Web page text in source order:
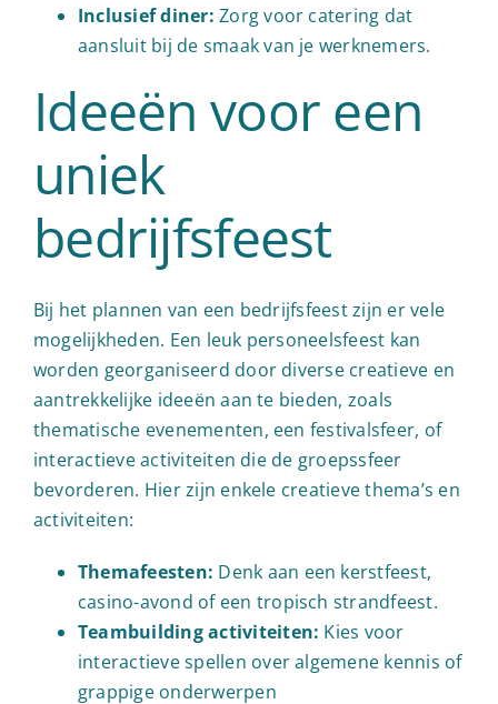
Inclusief diner: Zorg voor catering dat
aansluit bij de smaak van je werknemers.
Ideeën voor een
uniek
bedrijfsfeest
Bij het plannen van een bedrijfsfeest zijn er vele
mogelijkheden. Een leuk personeelsfeest kan
worden georganiseerd door diverse creatieve en
aantrekkelijke ideeën aan te bieden, zoals
thematische evenementen, een festivalsfeer, of
interactieve activiteiten die de groepssfeer
bevorderen. Hier zijn enkele creatieve thema’s en
activiteiten:
Themafeesten: Denk aan een kerstfeest,
casino-avond of een tropisch strandfeest.
Teambuilding activiteiten: Kies voor
interactieve spellen over algemene kennis of
grappige onderwerpen